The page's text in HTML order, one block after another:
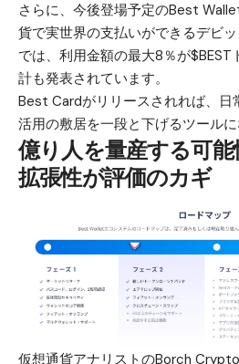
さらに、今後登場予定のBest
貨で実世界の支払いができるデビ
では、利用金額の最大8％が$BEST
計も発表されています。
Best Cardがリリースされれば、日
活用の敷居を一段と下げるツールに
億り人を量産する可
拡張性が評価のカギ
仮想通貨アナリストのBorch